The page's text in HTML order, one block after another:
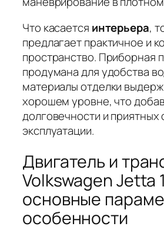
Что касается интерьера,
предлагает практичное и
пространство. Приборная
продумана для удобства
материалы отделки
хорошем уровне, что
долговечности и
эксплуатации.
Двигатель и
Volkswagen Jetta
основные
особенности